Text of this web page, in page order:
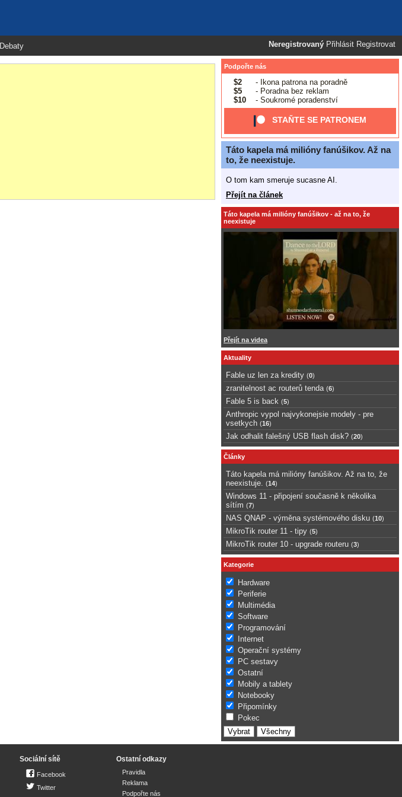
Neregistrovaný Přihlásit Registrovat
Debaty
Podpořte nás
$2
- Ikona patrona na poradně
$5
- Poradna bez reklam
$10
- Soukromé poradenství
STAŇTE SE PATRONEM
Táto kapela má milióny fanúšikov. Až na
to, že neexistuje.
O tom kam smeruje sucasne AI.
Přejít na článek
Táto kapela má milióny fanúšikov - až na to, že
neexistuje
Přejít na videa
Aktuality
Fable uz len za kredity (0)
zranitelnost ac routerů tenda (6)
Fable 5 is back (5)
Anthropic vypol najvykonejsie modely - pre
vsetkych (16)
Jak odhalit falešný USB flash disk? (20)
Články
Táto kapela má milióny fanúšikov. Až na to, že
neexistuje.
(14)
Windows 11 - připojení současně k několika
sítím (7)
NAS QNAP - výměna systémového disku (10)
MikroTik router 11 - tipy (5)
MikroTik router 10 - upgrade routeru (3)
Kategorie
Hardware
Periferie
Multimédia
Software
Programování
Internet
Operační systémy
PC sestavy
Ostatní
Mobily a tablety
Notebooky
Připomínky
Pokec
Sociální sítě
Facebook
Twitter
Ostatní odkazy
Pravidla
Reklama
Podpořte nás